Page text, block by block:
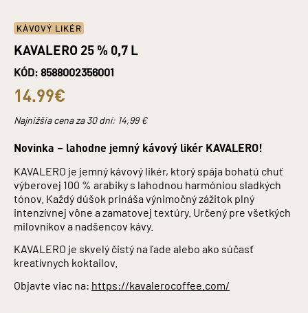
KÁVOVÝ LIKÉR
KAVALERO 25 % 0,7 L
KÓD: 8588002356001
14.99€
Najnižšia cena za 30 dní: 14,99€
Novinka – lahodne jemný kávový likér KAVALERO!
KAVALERO je jemný kávový likér, ktorý spája bohatú chuť
výberovej 100 % arabiky s lahodnou harmóniou sladkých
tónov. Každý dúšok prináša výnimočný zážitok plný
intenzívnej vône a zamatovej textúry. Určený pre všetkých
milovníkov a nadšencov kávy.
KAVALERO je skvelý čistý na ľade alebo ako súčasť
kreatívnych koktailov.
Objavte viac na: https://kavalerocoffee.com/